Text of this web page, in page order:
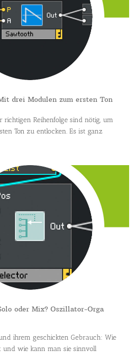
drei Modulen zum ersten Ton
richtigen Reihenfolge sind nötig, um
Ton zu entlocken. Es ist ganz
oder Mix? Oszillator-Orga
ihrem geschickten Gebrauch: Wie
und wie kann man sie sinnvoll